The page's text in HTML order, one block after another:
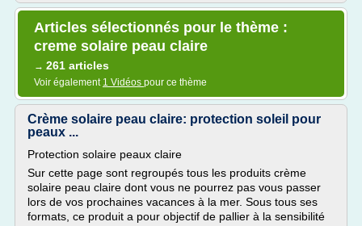
Articles sélectionnés pour le thème :
creme solaire peau claire
→ 261 articles
Voir également 1 Vidéos pour ce thème
Crème solaire peau claire: protection soleil pour
peaux ...
Protection solaire peaux claire
Sur cette page sont regroupés tous les produits crème
solaire peau claire dont vous ne pourrez pas vous passer
lors de vos prochaines vacances à la mer. Sous tous ses
formats, ce produit a pour objectif de pallier à la sensibilité